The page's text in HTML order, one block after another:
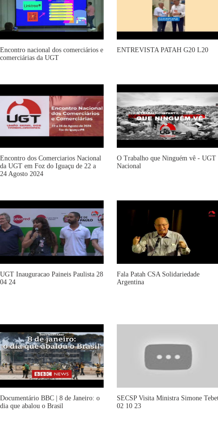
Encontro nacional dos comerciários e
comerciárias da UGT
ENTREVISTA PATAH G20 L20
Encontro dos Comerciarios Nacional
da UGT em Foz do Iguaçu de 22 a
24 Agosto 2024
O Trabalho que Ninguém vê - UGT
Nacional
UGT Inauguracao Paineis Paulista 28
04 24
Fala Patah CSA Solidariedade
Argentina
Documentário BBC | 8 de Janeiro: o
dia que abalou o Brasil
SECSP Visita Ministra Simone
02 10 23